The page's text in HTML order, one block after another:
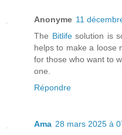
Anonyme 11
The Bitlifesolution is
helps to make a loose
for those who want to
one.
Répondre
Ama 28 mars 2025 à